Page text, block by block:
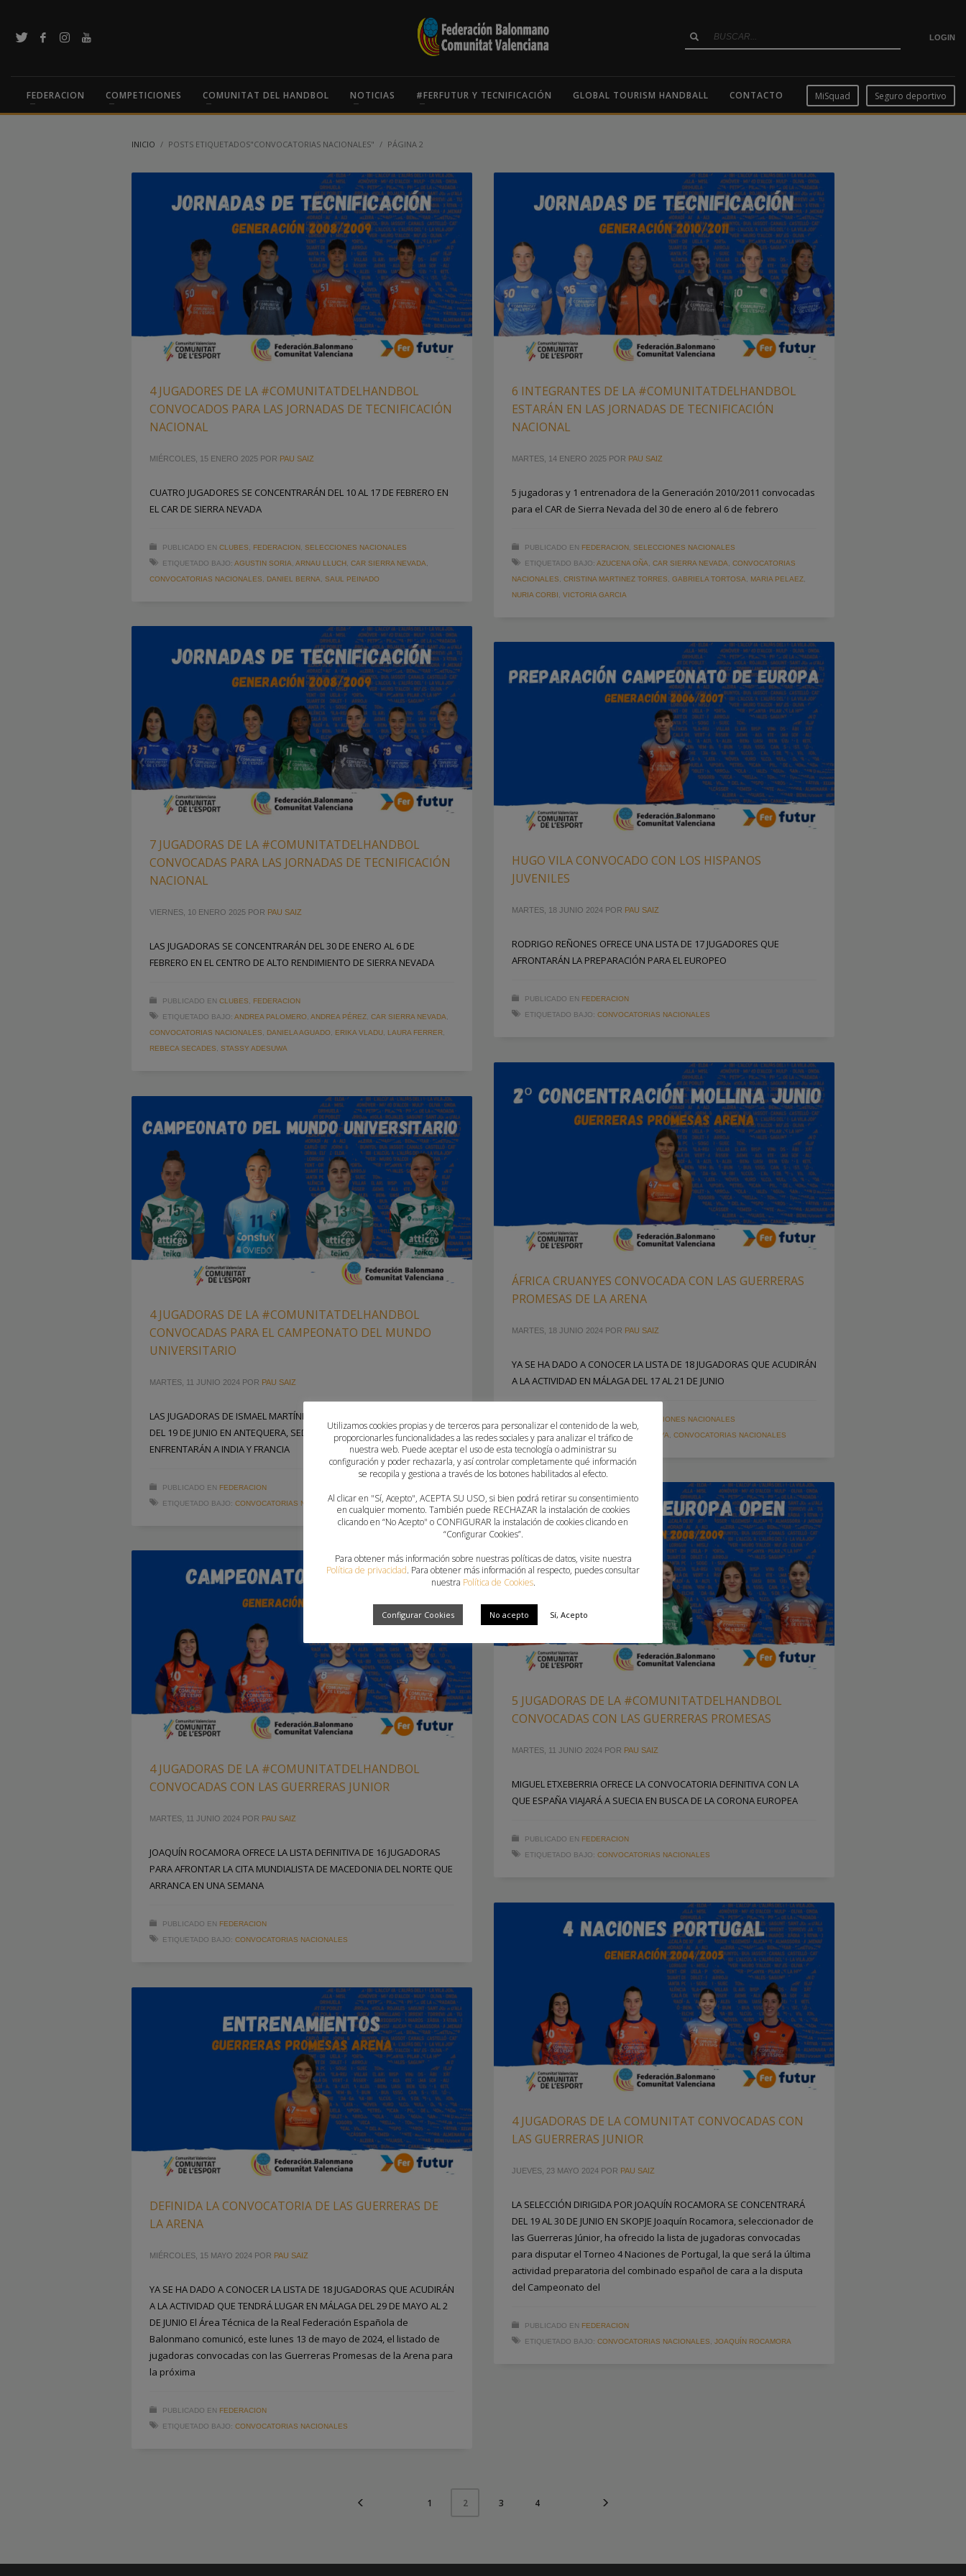
LOGIN
FEDERACION COMPETICIONES COMUNITAT DEL HANDBOL NOTICIAS #FERFUTUR Y TECNIFICACIÓN GLOBAL TOURISM HANDBALL CONTACTO MiSquad Seguro deportivo
INICIO POSTS ETIQUETADOS"CONVOCATORIAS NACIONALES" PÁGINA 2
4 JUGADORES DE LA #COMUNITATDELHANDBOL
CONVOCADOS PARA LAS JORNADAS DE TECNIFICACIÓN
NACIONAL
MIÉRCOLES, 15 ENERO 2025 POR PAU SAIZ
CUATRO JUGADORES SE CONCENTRARÁN DEL 10 AL 17 DE FEBRERO EN
EL CAR DE SIERRA NEVADA
PUBLICADO EN CLUBES FEDERACION SELECCIONES NACIONALES
ETIQUETADO BAJO: AGUSTIN SORIA ARNAU LLUCH CAR SIERRA NEVADA
CONVOCATORIAS NACIONALES
DANIEL BERNA SAUL PEINADO
6 INTEGRANTES DE LA #COMUNITATDELHANDBOL
ESTARÁN EN LAS JORNADAS DE TECNIFICACIÓN
NACIONAL
MARTES, 14 ENERO 2025 POR PAU SAIZ
5 jugadoras y 1 entrenadora de la Generación 2010/2011 convocadas
para el CAR de Sierra Nevada del 30 de enero al 6 de febrero
PUBLICADO EN FEDERACION SELECCIONES NACIONALES
ETIQUETADO BAJO: AZUCENA OÑA CAR SIERRA NEVADA
CONVOCATORIAS
NACIONALES
CRISTINA MARTINEZ TORRES GABRIELA TORTOSA MARIA PELAEZ
NURIA CORBI
VICTORIA GARCIA
7 JUGADORAS DE LA #COMUNITATDELHANDBOL
CONVOCADAS PARA LAS JORNADAS DE TECNIFICACIÓN
NACIONAL
VIERNES, 10 ENERO 2025 POR PAU SAIZ
LAS JUGADORAS SE CONCENTRARÁN DEL 30 DE ENERO AL 6 DE
FEBRERO EN EL CENTRO DE ALTO RENDIMIENTO DE SIERRA NEVADA
PUBLICADO EN CLUBES
FEDERACION
ETIQUETADO BAJO: ANDREA PALOMERO ANDREA PÉREZ CAR SIERRA NEVADA
CONVOCATORIAS NACIONALES
DANIELA AGUADO ERIKA VLADU LAURA FERRER
REBECA SECADES
STASSY ADESUWA
HUGO VILA CONVOCADO CON LOS HISPANOS
JUVENILES
MARTES, 18 JUNIO 2024 POR PAU SAIZ
RODRIGO REÑONES OFRECE UNA LISTA DE 17 JUGADORES QUE
AFRONTARÁN LA PREPARACIÓN PARA EL EUROPEO
PUBLICADO EN FEDERACION
ETIQUETADO BAJO: CONVOCATORIAS NACIONALES
ÁFRICA CRUANYES CONVOCADA CON LAS GUERRERAS
PROMESAS DE LA ARENA
MARTES, 18 JUNIO 2024 POR PAU SAIZ
YA SE HA DADO A CONOCER LA LISTA DE 18 JUGADORAS QUE ACUDIRÁN
A LA ACTIVIDAD EN MÁLAGA DEL 17 AL 21 DE JUNIO
SELECCIONES NACIONALES
ETIQUETADO BAJO: BALONMANO PLAYA CONVOCATORIAS NACIONALES
4 JUGADORAS DE LA #COMUNITATDELHANDBOL
CONVOCADAS PARA EL CAMPEONATO DEL MUNDO
UNIVERSITARIO
MARTES, 11 JUNIO 2024 POR PAU SAIZ
LAS JUGADORAS DE ISMAEL MARTÍNEZ SE CONCENTRARÁN A PARTIR
DEL 19 DE JUNIO EN ANTEQUERA, SEDE DEL MUNDIAL, DONDE SE
ENFRENTARÁN A INDIA Y FRANCIA
PUBLICADO EN FEDERACION
ETIQUETADO BAJO: CONVOCATORIAS NACIONALES
5 JUGADORAS DE LA #COMUNITATDELHANDBOL
CONVOCADAS CON LAS GUERRERAS PROMESAS
MARTES, 11 JUNIO 2024 POR PAU SAIZ
MIGUEL ETXEBERRIA OFRECE LA CONVOCATORIA DEFINITIVA CON LA
QUE ESPAÑA VIAJARÁ A SUECIA EN BUSCA DE LA CORONA EUROPEA
PUBLICADO EN FEDERACION
ETIQUETADO BAJO: CONVOCATORIAS NACIONALES
4 JUGADORAS DE LA #COMUNITATDELHANDBOL
CONVOCADAS CON LAS GUERRERAS JUNIOR
MARTES, 11 JUNIO 2024 POR PAU SAIZ
JOAQUÍN ROCAMORA OFRECE LA LISTA DEFINITIVA DE 16 JUGADORAS
PARA AFRONTAR LA CITA MUNDIALISTA DE MACEDONIA DEL NORTE QUE
ARRANCA EN UNA SEMANA
PUBLICADO EN FEDERACION
ETIQUETADO BAJO: CONVOCATORIAS NACIONALES
4 JUGADORAS DE LA COMUNITAT CONVOCADAS CON
LAS GUERRERAS JUNIOR
JUEVES, 23 MAYO 2024 POR PAU SAIZ
LA SELECCIÓN DIRIGIDA POR JOAQUÍN ROCAMORA SE CONCENTRARÁ
DEL 19 AL 30 DE JUNIO EN SKOPJE Joaquín Rocamora, seleccionador de
las Guerreras Júnior, ha ofrecido la lista de jugadoras convocadas
para disputar el Torneo 4 Naciones de Portugal, la que será la última
actividad preparatoria del combinado español de cara a la disputa
del Campeonato del
PUBLICADO EN FEDERACION
ETIQUETADO BAJO: CONVOCATORIAS NACIONALES JOAQUÍN ROCAMORA
DEFINIDA LA CONVOCATORIA DE LAS GUERRERAS DE
LA ARENA
MIÉRCOLES, 15 MAYO 2024 POR PAU SAIZ
YA SE HA DADO A CONOCER LA LISTA DE 18 JUGADORAS QUE ACUDIRÁN
A LA ACTIVIDAD QUE TENDRÁ LUGAR EN MÁLAGA DEL 29 DE MAYO AL 2
DE JUNIO El Área Técnica de la Real Federación Española de
Balonmano comunicó, este lunes 13 de mayo de 2024, el listado de
jugadoras convocadas con las Guerreras Promesas de la Arena para
la próxima
PUBLICADO EN FEDERACION
ETIQUETADO BAJO: CONVOCATORIAS NACIONALES
1 2 3 4
Utilizamos cookies propias y de terceros para personalizar el contenido de la web,
proporcionarles funcionalidades a las redes sociales y para analizar el tráfico de
nuestra web. Puede aceptar el uso de esta tecnología o administrar su
configuración y poder rechazarla, y así controlar completamente qué información
se recopila y gestiona a través de los botones habilitados al efecto.
Al clicar en "Sí, Acepto", ACEPTA SU USO, si bien podrá retirar su consentimiento
en cualquier momento. También puede RECHAZAR la instalación de cookies
clicando en “No Acepto" o CONFIGURAR la instalación de cookies clicando en
“Configurar Cookies”.
Para obtener más información sobre nuestras políticas de datos, visite nuestra
Política de privacidad. Para obtener más información al respecto, puedes consultar
nuestra Política de Cookies.
Configurar Cookies No acepto Sí, Acepto